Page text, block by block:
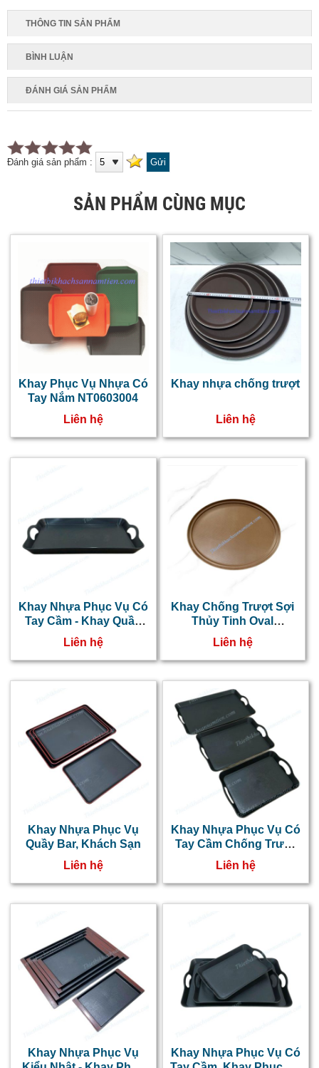
THÔNG TIN SẢN PHẨM
BÌNH LUẬN
ĐÁNH GIÁ SẢN PHẨM
Đánh giá sản phẩm :
SẢN PHẨM CÙNG MỤC
Khay Phục Vụ Nhựa Có
Tay Nắm NT0603004
Liên hệ
Khay nhựa chống trượt
Liên hệ
Khay Nhựa Phục Vụ Có
Tay Cầm - Khay Quầy
Bar Size Nhỏ
Liên hệ
Khay Chống Trượt Sợi
Thủy Tinh Oval
56x68cm NT0603019
Liên hệ
Khay Nhựa Phục Vụ
Quầy Bar, Khách Sạn
Liên hệ
Khay Nhựa Phục Vụ Có
Tay Cầm Chống Trượt
Giá Rẻ Cỡ Lớn
Liên hệ
Khay Nhựa Phục Vụ
Khay Nhựa Phục Vụ Có